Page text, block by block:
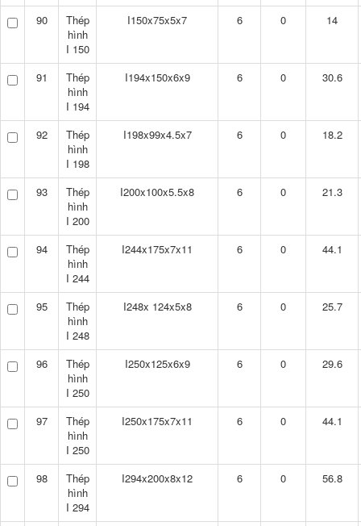
90
Thép
hình
I 150
I150x75x5x7 6 0 14
91
Thép
hình
I 194
I194x150x6x9 6 0 30.6
92
Thép
hình
I 198
I198x99x4.5x7 6 0 18.2
93
Thép
hình
I 200
I200x100x5.5x8 6 0 21.3
94
Thép
hình
I 244
I244x175x7x11 6 0 44.1
95
Thép
hình
I 248
I248x 124x5x8 6 0 25.7
96
Thép
hình
I 250
I250x125x6x9 6 0 29.6
97
Thép
hình
I 250
I250x175x7x11 6 0 44.1
98
Thép
hình
I 294
I294x200x8x12 6 0 56.8